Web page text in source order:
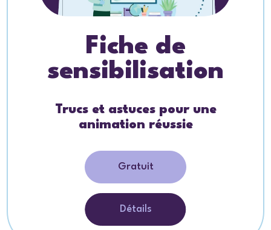
Fiche de
sensibilisation
Trucs et astuces pour une
animation réussie
Gratuit
Détails